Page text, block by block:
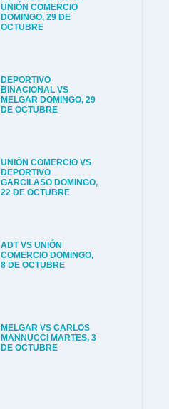
UNIÓN COMERCIO
DOMINGO, 29 DE
OCTUBRE
DEPORTIVO
BINACIONAL VS
MELGAR DOMINGO, 29
DE OCTUBRE
UNIÓN COMERCIO VS
DEPORTIVO
GARCILASO DOMINGO,
22 DE OCTUBRE
ADT VS UNIÓN
COMERCIO DOMINGO,
8 DE OCTUBRE
MELGAR VS CARLOS
MANNUCCI MARTES, 3
DE OCTUBRE